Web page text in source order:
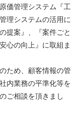
価管理システム『工
理システムの活用に
提案』、『案件ごと
心の向上』に取組ま
ため、顧客情報の管
内業務の平準化等を
ご相談を頂きまし